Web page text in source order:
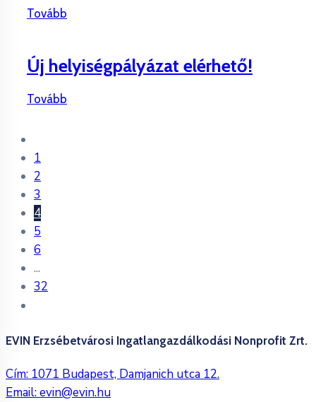
Tovább
Új helyiségpályázat elérhető!
Tovább
1
2
3
4
5
6
...
32
EVIN Erzsébetvárosi Ingatlangazdálkodási Nonprofit Zrt.
Cím: 1071 Budapest, Damjanich utca 12.
Email:evin@evin.hu